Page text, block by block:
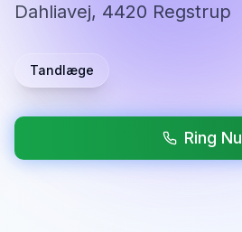
Dahliavej, 4420 Regstrup
Tandlæge
Ring Nu